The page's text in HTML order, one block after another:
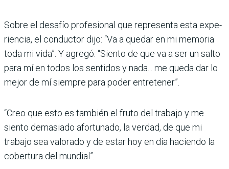
Sobre el desafío profesional que representa esta expe­
riencia, el conductor dijo: “Va a quedar en mi memoria
toda mi vida”. Y agregó: “Siento de que va a ser un salto
para mí en todos los sentidos y nada... me queda dar lo
mejor de mí siem­pre para poder entretener”.
“Creo que esto es también el fruto del trabajo y me
siento demasiado afortunado, la verdad, de que mi
trabajo sea valorado y de estar hoy en día haciendo la
cobertura del mundial”.